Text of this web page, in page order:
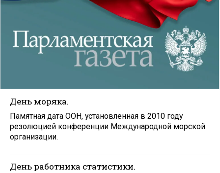
День моряка.
Памятная дата ООН, установленная в 2010 году
резолюцией конференции Международной морской
организации.
День работника статистики.